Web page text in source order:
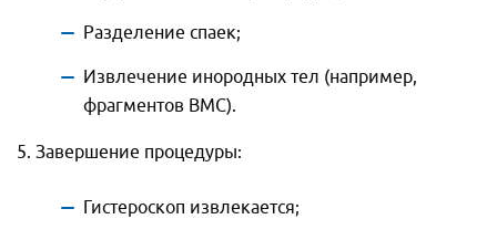
Разделение спаек;
Извлечение инородных тел (например,
фрагментов ВМС).
5. Завершение процедуры:
Гистероскоп извлекается;